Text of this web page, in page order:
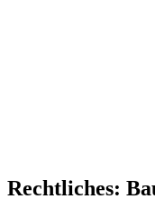
Rechtliches: